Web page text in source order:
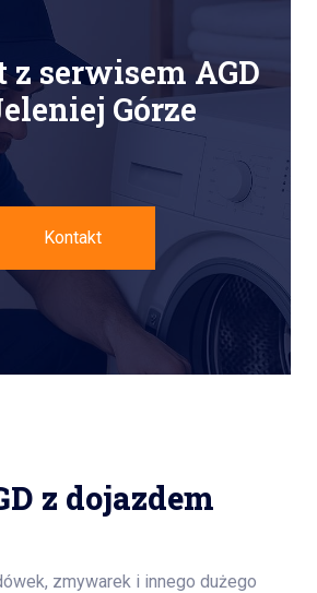
serwisem AGD
Górze
Kontakt
z dojazdem
zmywarek i innego dużego